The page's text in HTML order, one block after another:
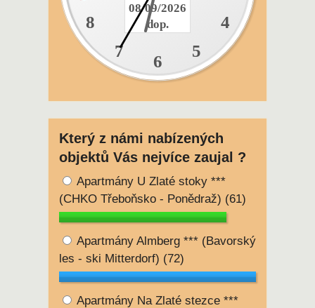
4
5
6
7
8
08/09/2026
dop.
Který z námi nabízených
objektů Vás nejvíce zaujal ?
Apartmány U Zlaté stoky ***
(CHKO Třeboňsko - Ponědraž) (61)
Apartmány Almberg *** (Bavorský
les - ski Mitterdorf) (72)
Apartmány Na Zlaté stezce ***